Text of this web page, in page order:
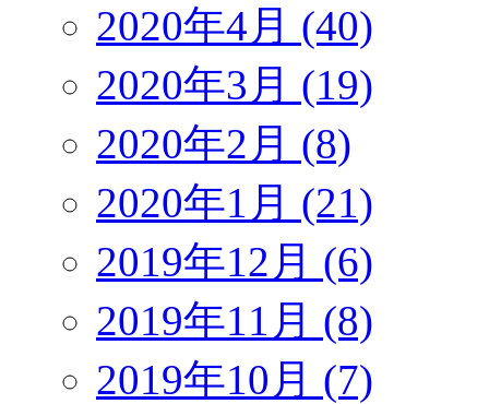
2020年4月 (40)
2020年3月 (19)
2020年2月 (8)
2020年1月 (21)
2019年12月 (6)
2019年11月 (8)
2019年10月 (7)